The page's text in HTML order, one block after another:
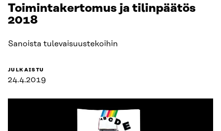
Toimintakertomus ja tilinpäätös
2018
Sanoista tulevaisuustekoihin
JULKAISTU
24.4.2019